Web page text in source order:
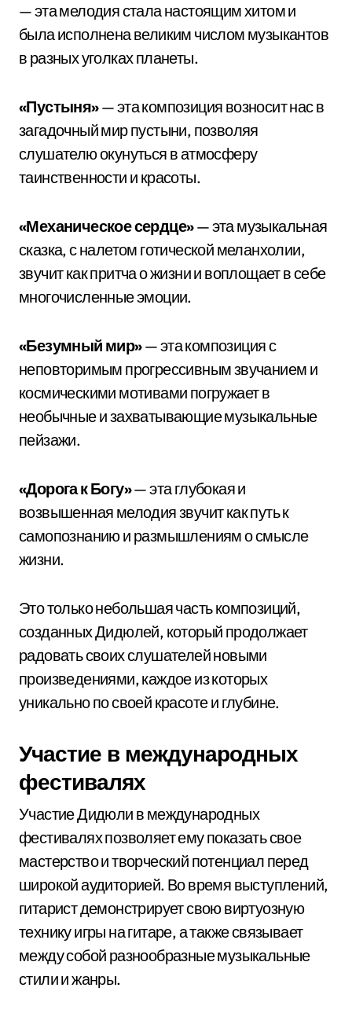
— эта мелодия стала настоящим хитом и
была исполнена великим числом музыкантов
в разных уголках планеты.
«Пустыня»— эта композиция возносит нас в
загадочный мир пустыни, позволяя
слушателю окунуться в атмосферу
таинственности и красоты.
«Механическое сердце»— эта музыкальная
сказка, с налетом готической меланхолии,
звучит как притча о жизни и воплощает в себе
многочисленные эмоции.
«Безумный мир»— эта композиция с
неповторимым прогрессивным звучанием и
космическими мотивами погружает в
необычные и захватывающие музыкальные
пейзажи.
«Дорога к Богу»— эта глубокая и
возвышенная мелодия звучит как путь к
самопознанию и размышлениям о смысле
жизни.
Это только небольшая часть композиций,
созданных Дидюлей, который продолжает
радовать своих слушателей новыми
произведениями, каждое из которых
уникально по своей красоте и глубине.
Участие в международных
фестивалях
Участие Дидюли в международных
фестивалях позволяет ему показать свое
мастерство и творческий потенциал перед
широкой аудиторией. Во время выступлений,
гитарист демонстрирует свою виртуозную
технику игры на гитаре, а также связывает
между собой разнообразные музыкальные
стили и жанры.